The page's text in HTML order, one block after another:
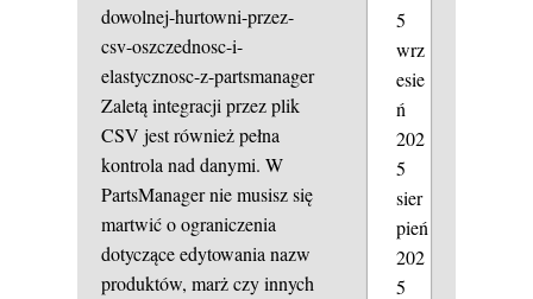
dowolnej-hurtowni-przez-
csv-oszczednosc-i-
elastycznosc-z-partsmanager
Zaletą integracji przez plik
CSV jest również pełna
kontrola nad danymi. W
PartsManager nie musisz się
martwić o ograniczenia
dotyczące edytowania nazw
produktów, marż czy innych
5
wrz
esie
ń
202
5
sier
pień
202
5